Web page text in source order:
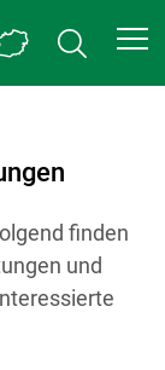
finden
und